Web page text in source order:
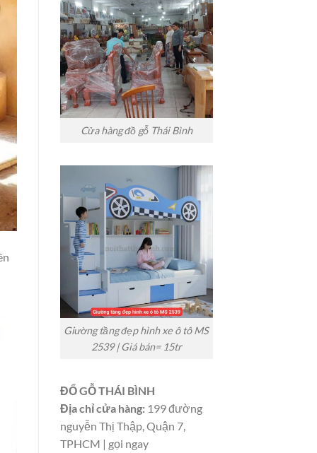
Cửa hàng đồ gỗ Thái Bình
Giường tầng đẹp hình xe ô tô MS
2539 | Giá bán= 15tr
ĐỔ GỖ THÁI BÌNH
Địa chỉ cửa hàng:199 đường
nguyễn Thị Thập, Quận 7,
TPHCM | gọi ngay